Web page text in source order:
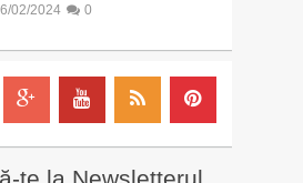
02/2024 0